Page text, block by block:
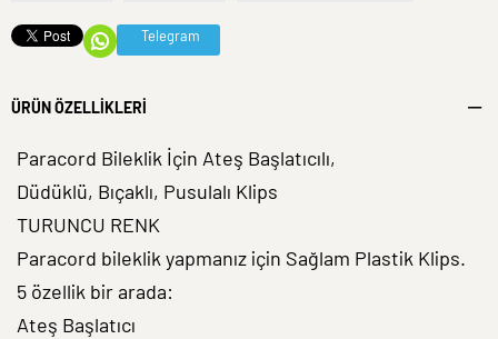
Telegram
ÜRÜN ÖZELLIKLERI
Paracord Bileklik İçin Ateş Başlatıcılı,
Düdüklü, Bıçaklı, Pusulalı Klips
TURUNCU RENK
Paracord bileklik yapmanız için Sağlam Plastik Klips.
5 özellik bir arada:
Ateş Başlatıcı